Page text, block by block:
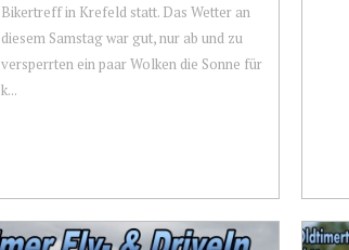
Bikertreff in Krefeld statt. Das Wetter an
diesem Samstag war gut, nur ab und zu
versperrten ein paar Wolken die Sonne für
k...